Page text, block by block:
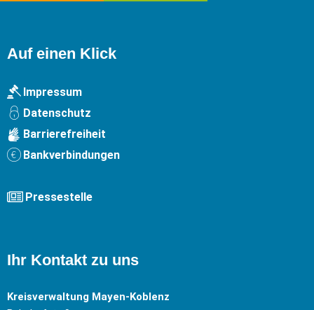
Auf einen Klick
Impressum
Datenschutz
Barrierefreiheit
Bankverbindungen
Pressestelle
Ihr Kontakt zu uns
Kreisverwaltung Mayen-Koblenz